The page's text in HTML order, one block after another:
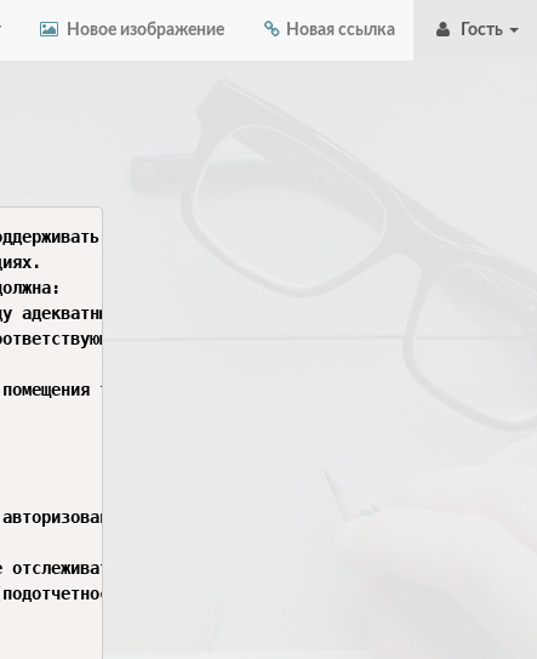
Новое изображение Новая ссылка Гость
и эффективно реализовать планы